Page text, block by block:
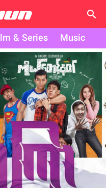
search
& Series Music